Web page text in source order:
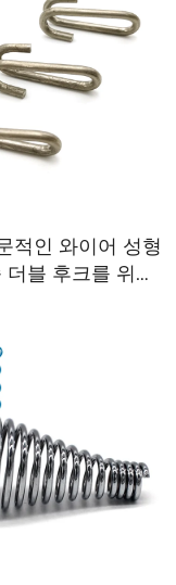
적인 와이어 성형
블 후크를 위한